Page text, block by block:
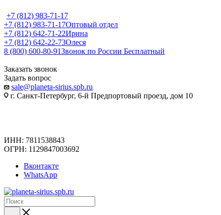
+7 (812) 983-71-17
+7 (812) 983-71-17Оптовый отдел
+7 (812) 642-71-22Ирина
+7 (812) 642-22-73Олеся
8 (800) 600-80-91Звонок по России Бесплатный
Заказать звонок
Задать вопрос
sale@planeta-sirius.spb.ru
г. Санкт-Петербург, 6-й Предпортовый проезд, дом 10
ИНН: 7811538843
ОГРН: 1129847003692
Вконтакте
WhatsApp